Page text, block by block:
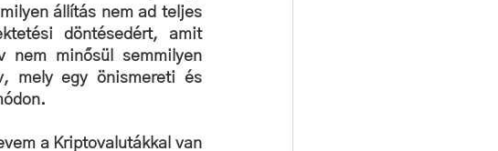
állítás nem ad teljes
döntésedért, amit
nem minősül semmilyen
mely egy önismereti és
a Kriptovalutákkal van